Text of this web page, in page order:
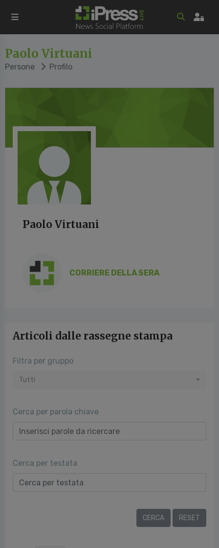
Paolo Virtuani
Persone Profilo
Paolo Virtuani
CORRIERE DELLA SERA
Articoli dalle rassegne stampa
Filtra per gruppo
Tutti
Cerca per parola chiave
Cerca per testata